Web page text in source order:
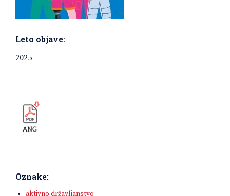
Leto objave:
2025
Oznake:
aktivno državljanstvo